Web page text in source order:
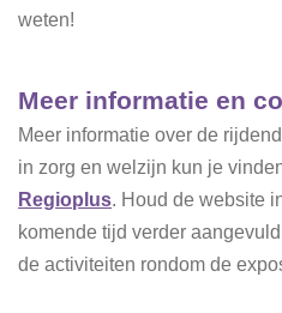
weten!
Meer informatie en
Meer informatie over de
in zorg en welzijn kun je
Regioplus. Houd de website
komende tijd verder
de activiteiten rondom de